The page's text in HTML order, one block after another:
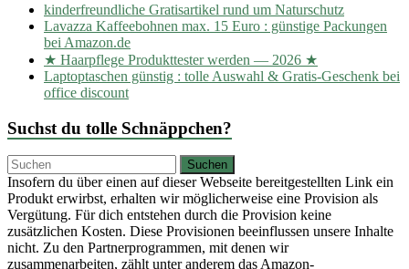
kinderfreundliche Gratisartikel rund um Naturschutz
Lavazza Kaffeebohnen max. 15 Euro : günstige Packungen
bei Amazon.de
★ Haarpflege Produkttester werden — 2026 ★
Laptoptaschen günstig : tolle Auswahl & Gratis-Geschenk bei
office discount
Suchst du tolle Schnäppchen?
Insofern du über einen auf dieser Webseite bereitgestellten Link ein
Produkt erwirbst, erhalten wir möglicherweise eine Provision als
Vergütung. Für dich entstehen durch die Provision keine
zusätzlichen Kosten. Diese Provisionen beeinflussen unsere Inhalte
nicht. Zu den Partnerprogrammen, mit denen wir
zusammenarbeiten, zählt unter anderem das Amazon-